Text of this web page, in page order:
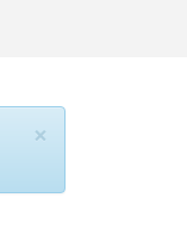
×